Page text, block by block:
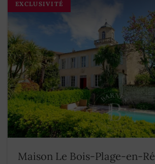
EXCLUSIVITÉ
Maison Le Bois-Plage-en-Ré